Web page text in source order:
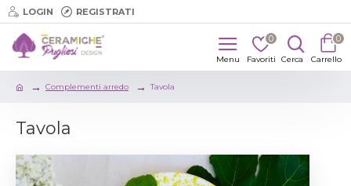
LOGIN REGISTRATI
0 0
Complementi arredo Tavola
Tavola